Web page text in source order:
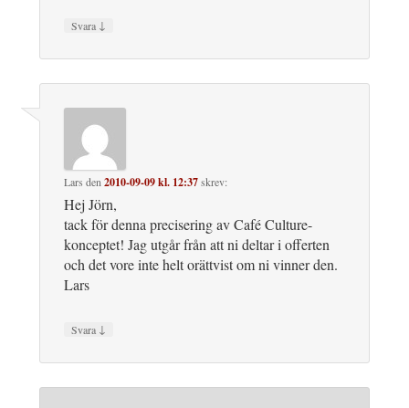
Svara ↓
Lars den2010-09-09 kl. 12:37skrev:
Hej Jörn,
tack för denna precisering av Café Culture-
konceptet! Jag utgår från att ni deltar i offerten
och det vore inte helt orättvist om ni vinner den.
Lars
Svara ↓